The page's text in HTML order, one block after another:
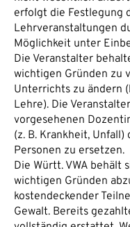
erfolgt die Festlegung
Lehrveranstaltungen
Möglichkeit unter
Die Veranstalter
wichtigen Gründen zu
Unterrichts zu ändern
Lehre). Die
vorgesehenen
(z. B. Krankheit,
Personen zu ersetzen.
Die Württ. VWA behält
wichtigen Gründen
kostendeckender
Gewalt. Bereits